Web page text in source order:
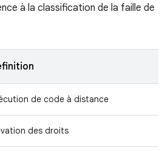
à la classification de la faille de
de code à distance
des droits